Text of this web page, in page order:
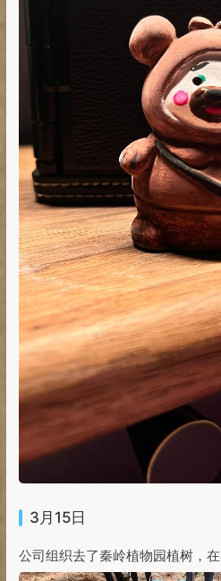
3月15日
公司组织去了秦岭植物园植树，